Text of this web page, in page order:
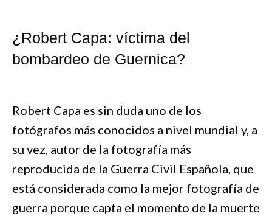
¿Robert Capa: víctima del
bombardeo de Guernica?
Robert Capa es sin duda uno de los
fotógrafos más conocidos a nivel mundial y, a
su vez, autor de la fotografía más
reproducida de la Guerra Civil Española, que
está considerada como la mejor fotografía de
guerra porque capta el momento de la muerte